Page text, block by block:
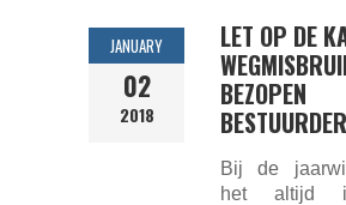
JANUARY
02
2018
LET OP DE
BEZOPEN
Bij de
het altijd